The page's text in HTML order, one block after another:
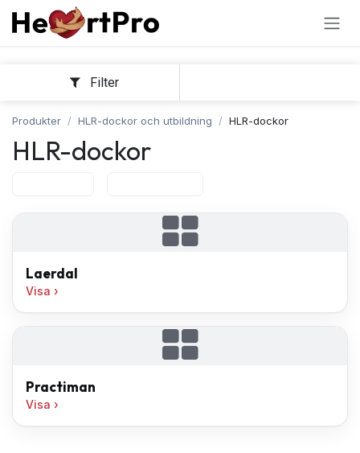
Hoppa till innehållet
Filter
Produkter HLR-dockor och utbildning HLR-dockor
HLR-dockor
Laerdal
Visa
Practiman
Visa